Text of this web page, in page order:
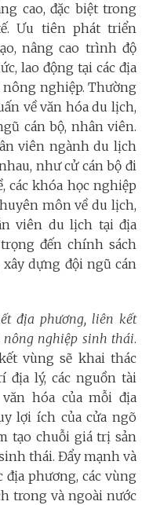
cao, đặc biệt trong
Ưu tiên phát triển
nâng cao trình độ
lao động tại các địa
nghiệp. Thường
về văn hóa du lịch,
cán bộ, nhân viên.
viên ngành du lịch
như cử cán bộ đi
các khóa học nghiệp
môn về du lịch,
viên du lịch tại địa
đến chính sách
xây dựng đội ngũ cán
địa phương, liên kết
nghiệp sinh thái.
vùng sẽ khai thác
địa lý, các nguồn tài
hóa của mỗi địa
lợi ích của cửa ngõ
tạo chuỗi giá trị sản
thái. Đẩy mạnh và
phương, các vùng
trong và ngoài nước